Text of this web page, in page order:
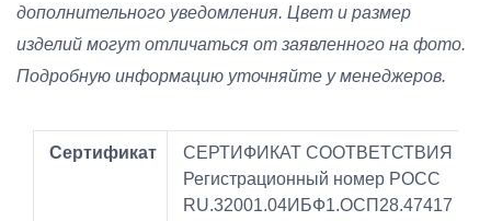
дополнительного уведомления. Цвет и размер
изделий могут отличаться от заявленного на фото.
Подробную информацию уточняйте у менеджеров.
Сертификат
СЕРТИФИКАТ СООТВЕТСТВИЯ
Регистрационный номер РОСС
RU.32001.04ИБФ1.ОСП28.47417